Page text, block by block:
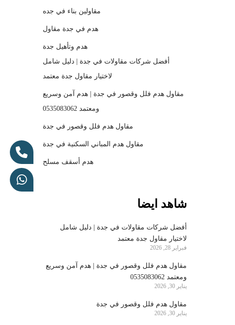
مقاولين بناء في جده
هدم في جدة مقاول
هدم وتأهيل جدة
أفضل شركات مقاولات في جدة | دليل شامل
لاختيار مقاول جدة معتمد
مقاول هدم فلل وقصور في جدة | هدم آمن وسريع
ومعتمد 0535083062
مقاول هدم فلل وقصور في جدة
مقاول هدم المباني السكنية في جدة
هدم أسقف مسلح
شاهد ايضا
أفضل شركات مقاولات في جدة | دليل شامل
لاختيار مقاول جدة معتمد
فبراير 28, 2026
مقاول هدم فلل وقصور في جدة | هدم آمن وسريع
ومعتمد 0535083062
يناير 30, 2026
مقاول هدم فلل وقصور في جدة
يناير 30, 2026